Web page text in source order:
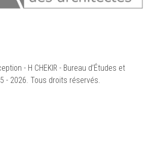
- H CHEKIR - Bureau d’Études et
- 2026. Tous droits réservés.